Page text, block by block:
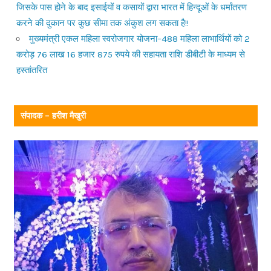
जिसके पास होने के बाद इसाईयों व कसायों द्वारा भारत में हिन्दूओं के धर्मांतरण
करने की दुकान पर कुछ सीमा तक अंकुश लग सकता है!!
मुख्यमंत्री एकल महिला स्वरोजगार योजना–488 महिला लाभार्थियों को 2
करोड़ 76 लाख 16 हजार 875 रुपये की सहायता राशि डीबीटी के माध्यम से
हस्तांतरित
संपादक – हरीश मैखुरी